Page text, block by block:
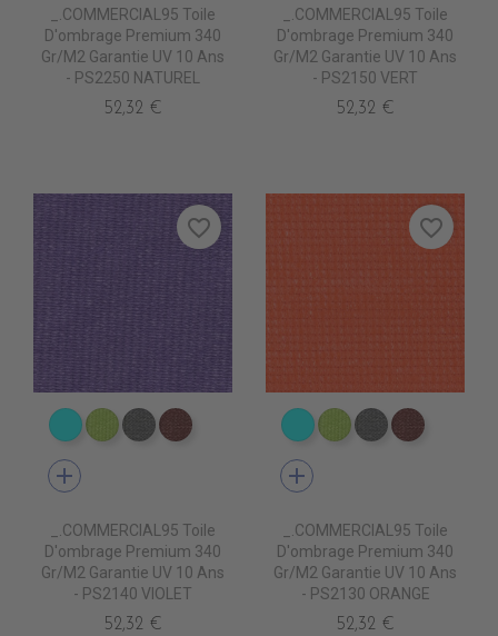
_.COMMERCIAL95 Toile
D'ombrage Premium 340
Gr/m2 Garantie UV 10 Ans
- PS2250 NATUREL
52,32 €
_.COMMERCIAL95 Toile
D'ombrage Premium 340
Gr/m2 Garantie UV 10 Ans
- PS2150 VERT
52,32 €
PS2050 CIEL
PS2110 SO GREEN
PS2030 STONE
PS2080 LIE DE VIN
add
_.COMMERCIAL95 Toile
D'ombrage Premium 340
Gr/m2 Garantie UV 10 Ans
- PS2140 VIOLET
52,32 €
favorite_border
PS2050 CIEL
PS2110 SO GREEN
PS2030PS2080
add
_.COMMERCIAL95 Toile
D'ombrage Premium 340
Gr/m2 Garantie UV 10 Ans
- PS2130 ORANGE
52,32 €
favorite_border